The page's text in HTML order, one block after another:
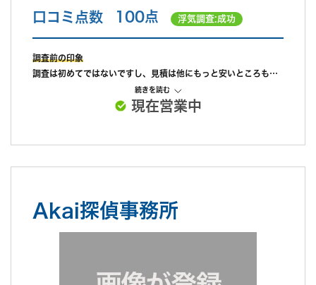
口コミ点数 100点 浮気調査:成功
調査前の印象
調査は初めてではないですし、見積は他にもっと安いところもあ
りましたが、知人の弁護士からこちらが確実だと思うと推薦され
ていたので最初からこちらに調査をお願いする意向でうかがいま
調査中にLINEでもやり取り出来たので、不安はありませんでし
せんでしたので。
調査をしていただけた事が分かりました。不貞の証拠としても完
続きを読む
現在営業中
Akai探偵事務所